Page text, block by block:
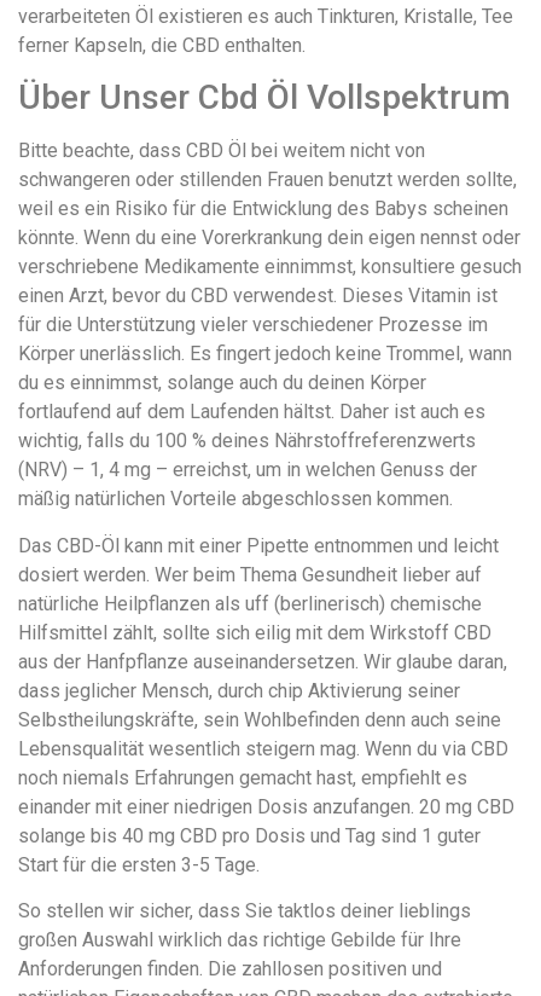
verarbeiteten Öl existieren es auch Tinkturen, Kristalle, Tee
ferner Kapseln, die CBD enthalten.
Über Unser Cbd Öl Vollspektrum
Bitte beachte, dass CBD Öl bei weitem nicht von
schwangeren oder stillenden Frauen benutzt werden sollte,
weil es ein Risiko für die Entwicklung des Babys scheinen
könnte. Wenn du eine Vorerkrankung dein eigen nennst oder
verschriebene Medikamente einnimmst, konsultiere gesuch
einen Arzt, bevor du CBD verwendest. Dieses Vitamin ist
für die Unterstützung vieler verschiedener Prozesse im
Körper unerlässlich. Es fingert jedoch keine Trommel, wann
du es einnimmst, solange auch du deinen Körper
fortlaufend auf dem Laufenden hältst. Daher ist auch es
wichtig, falls du 100 % deines Nährstoffreferenzwerts
(NRV) – 1, 4 mg – erreichst, um in welchen Genuss der
mäßig natürlichen Vorteile abgeschlossen kommen.
Das CBD-Öl kann mit einer Pipette entnommen und leicht
dosiert werden. Wer beim Thema Gesundheit lieber auf
natürliche Heilpflanzen als uff (berlinerisch) chemische
Hilfsmittel zählt, sollte sich eilig mit dem Wirkstoff CBD
aus der Hanfpflanze auseinandersetzen. Wir glaube daran,
dass jeglicher Mensch, durch chip Aktivierung seiner
Selbstheilungskräfte, sein Wohlbefinden denn auch seine
Lebensqualität wesentlich steigern mag. Wenn du via CBD
noch niemals Erfahrungen gemacht hast, empfiehlt es
einander mit einer niedrigen Dosis anzufangen. 20 mg CBD
solange bis 40 mg CBD pro Dosis und Tag sind 1 guter
Start für die ersten 3-5 Tage.
So stellen wir sicher, dass Sie taktlos deiner lieblings
großen Auswahl wirklich das richtige Gebilde für Ihre
Anforderungen finden. Die zahllosen positiven und